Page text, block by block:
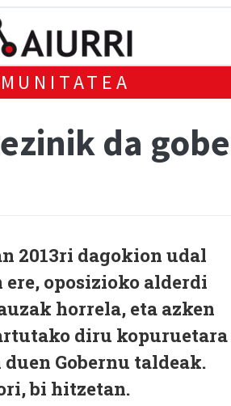
da
2013ri dagokion udal
oposizioko alderdi
horrela, eta azken
diru kopuruetara
Gobernu taldeak.
bi hitzetan.